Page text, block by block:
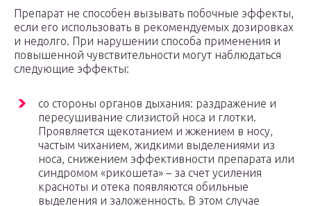
Препарат не способен вызывать побочные эффекты,
если его использовать в рекомендуемых дозировках
и недолго. При нарушении способа применения и
повышенной чувствительности могут наблюдаться
следующие эффекты:
со стороны органов дыхания: раздражение и
пересушивание слизистой носа и глотки.
Проявляется щекотанием и жжением в носу,
частым чиханием, жидкими выделениями из
носа, снижением эффективности препарата или
синдромом «рикошета» – за счет усиления
красноты и отека появляются обильные
выделения и заложенность. В этом случае